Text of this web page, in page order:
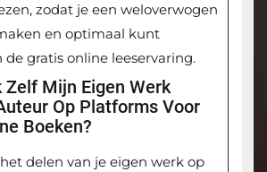
zodat je een weloverwogen
en optimaal kunt
gratis online leeservaring.
Zelf Mijn Eigen Werk
Op Platforms Voor
Boeken?
delen van je eigen werk op